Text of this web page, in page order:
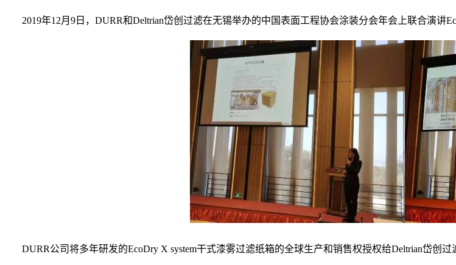
2019年12月9日，DURR和Deltrian岱创过滤在无锡举办的中国表面工程协会涂装分会年会上联合演讲
DURR公司将多年研发的EcoDry X system干式漆雾过滤纸箱的全球生产和销售权授权给Deltrian岱创